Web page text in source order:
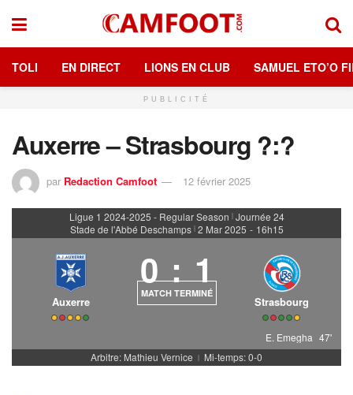
TOLI EN DIRECT LIONS EN CLUB SAMUEL ETO’O
PUBLICITÉ
Auxerre – Strasbourg ?:?
par Redaction Camfoot 12 février 2025
Ligue 1 2024-2025 - Regular Season | Journée 24
Stade de l'Abbé Deschamps | 2 Mar 2025 - 16h15
Auxerre
0 : 1
MATCH TERMINÉ
Strasbourg
E. Emegha 47'
Arbitre: Mathieu Vernice
| Mi-temps: 0-0